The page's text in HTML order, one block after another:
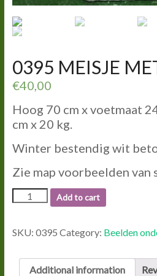
0395 MEISJE
€40,00
Hoog 70 cm x voetmaat
cm x 20 kg.
Winter bestendig wit
Zie map voorbeelden van
0395
MEISJE
SCHAAL.
Add to cart
SKU: 0395 Category: Beelden
Additional information